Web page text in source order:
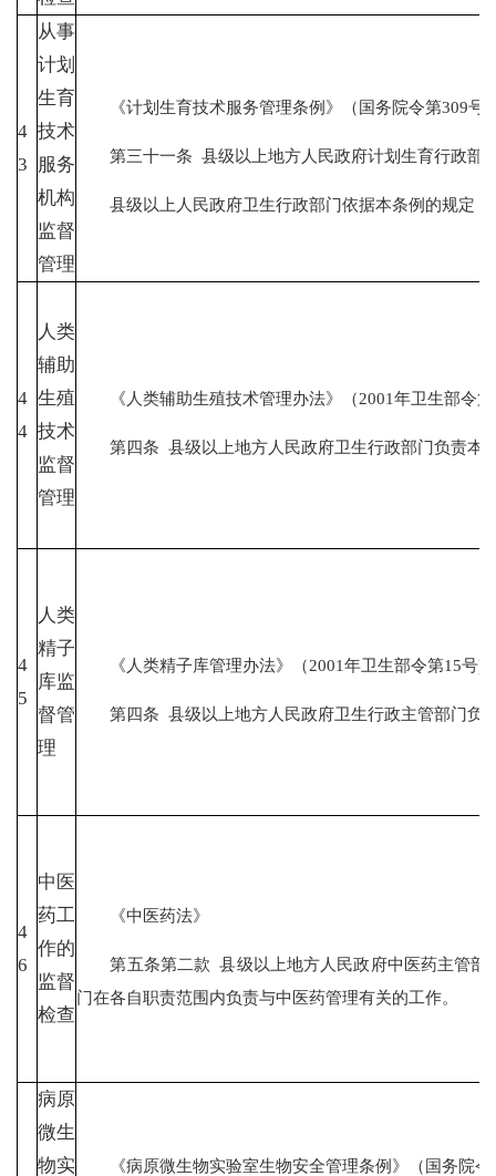
4
3
从事
计划
生育
技术
服务
机构
监督
管理
《计划生育技术服务管理条例》（国务院令第
第三十一条 县级以上地方人民政府计划生育行政部
县级以上人民政府卫生行政部门依据本条例的规定，
4
4
人类
辅助
生殖
技术
监督
管理
《人类辅助生殖技术管理办法》（2001年卫生部令第
第四条 县级以上地方人民政府卫生行政部门负责本
4
5
人类
精子
库监
督管
理
《人类精子库管理办法》（2001年卫生部令第15号)
第四条 县级以上地方人民政府卫生行政主管部门负
4
6
中医
药工
作的
监督
检查
《中医药法》
第五条第二款 县级以上地方人民政府中医药主管部
门在各自职责范围内负责与中医药管理有关的工作。
病原
微生
物实 《病原微生物实验室生物安全管理条例》（国务院令